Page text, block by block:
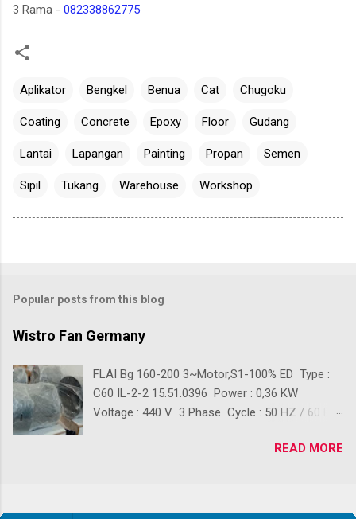
3 Rama - 082338862775
Aplikator Bengkel Benua Cat Chugoku
Coating Concrete Epoxy Floor Gudang
Lantai Lapangan Painting Propan Semen
Sipil Tukang Warehouse Workshop
Popular posts from this blog
Wistro Fan Germany
FLAI Bg 160-200 3~Motor,S1-100% ED Type :
C60 IL-2-2 15.51.0396 Power : 0,36 KW
Voltage : 440 V 3 Phase Cycle : 50 HZ / 60 HZ
+/- 390 mm Back Diameter : +/- 280 mmREAD MORE